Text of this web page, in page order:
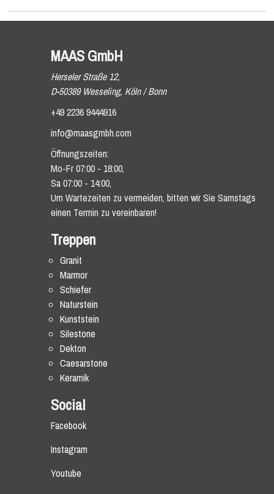
MAAS GmbH
Herseler Straße 12,
D-50389 Wesseling, Köln / Bonn
+49 2236 9444916
info@maasgmbh.com
Öffnungszeiten:
Mo-Fr 07:00 - 18:00,
Sa 07:00 - 14:00,
Um Wartezeiten zu vermeiden, bitten wir Sie Samstags
einen Termin zu vereinbaren!
Treppen
Granit
Marmor
Schiefer
Naturstein
Kunststein
Silestone
Dekton
Caesarstone
Keramik
Social
Facebook
Instagram
Youtube